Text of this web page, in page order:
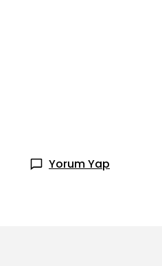
Yorum Yap